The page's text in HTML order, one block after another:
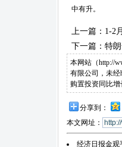
中有升。
上一篇： 1-2
下一篇： 特
本网站（http://
有限公司，未经
购置投资同比
分享到：
本文网址：
经济日报金